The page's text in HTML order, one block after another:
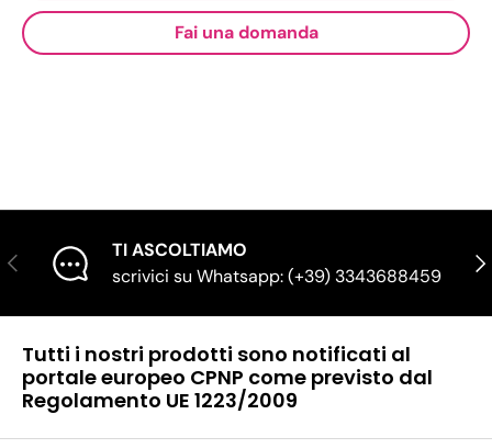
Fai una domanda
Indietro
TI ASCOLTIAMO
scrivici su Whatsapp: (+39) 3343688459
Tutti i nostri prodotti sono notificati al
portale europeo CPNP come previsto dal
Regolamento UE 1223/2009